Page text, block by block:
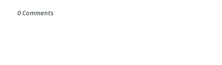
0 Comments